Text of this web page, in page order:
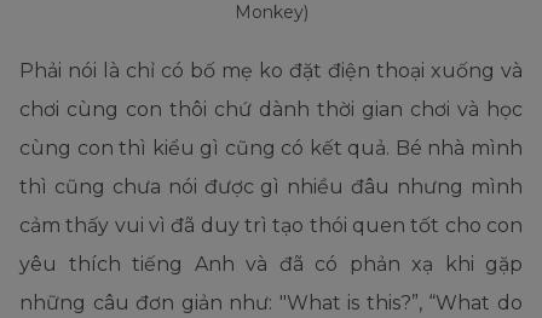
Monkey)
Phải nói là chỉ có bố mẹ ko đặt điện thoại xuống và
chơi cùng con thôi chứ dành thời gian chơi và học
cùng con thì kiểu gì cũng có kết quả. Bé nhà mình
thì cũng chưa nói được gì nhiều đâu nhưng mình
cảm thấy vui vì đã duy trì tạo thói quen tốt cho con
yêu thích tiếng Anh và đã có phản xạ khi gặp
những câu đơn giản như: "What is this?”, “What do